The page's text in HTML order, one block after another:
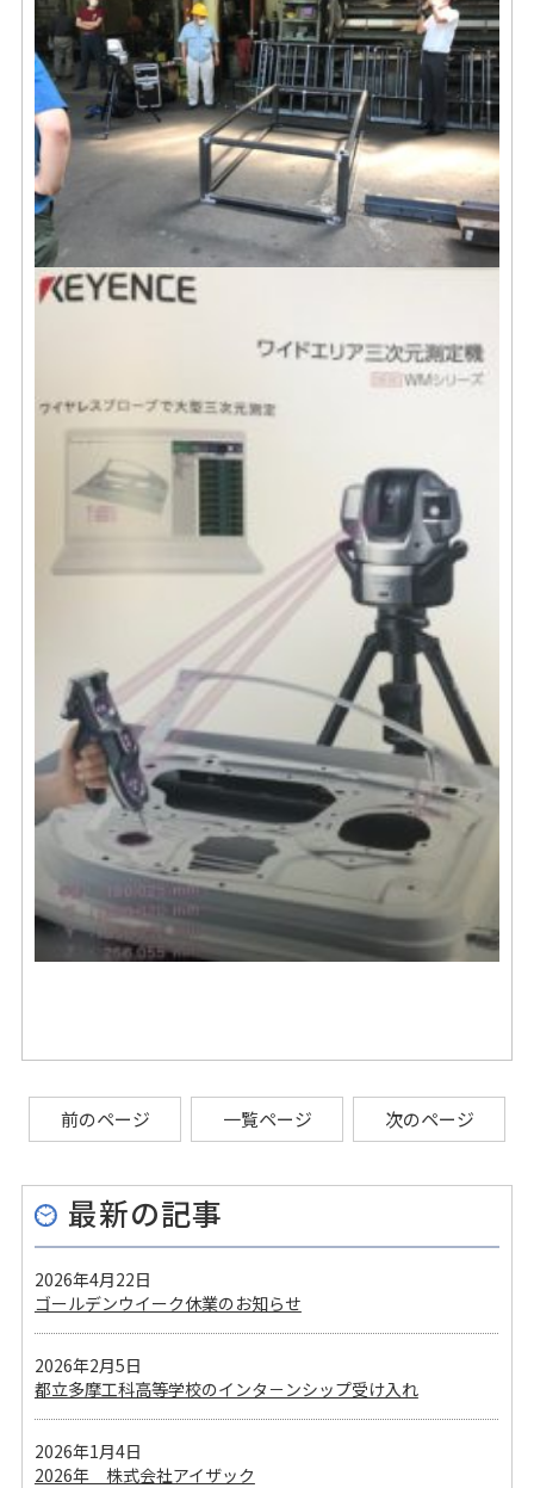
前のページ 一覧ページ 次のページ
最新の記事
ゴールデンウイーク休業のお知らせ
2026年4月22日
都立多摩工科高等学校のインタ－ンシップ受け入れ
2026年2月5日
2026年 株式会社アイザック
2026年1月4日